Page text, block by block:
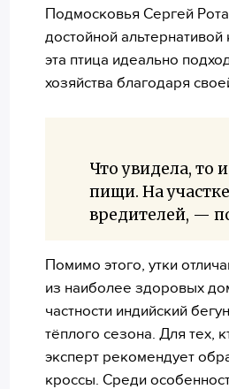
Подмосковья Сергей
достойной альтернативой
эта птица идеально
хозяйства благодаря
Что увидела, то
пищи. На
вредителей, —
Помимо этого, утки
из наиболее здоровых
частности индийский
тёплого сезона. Для тех,
эксперт рекомендует
кроссы. Среди